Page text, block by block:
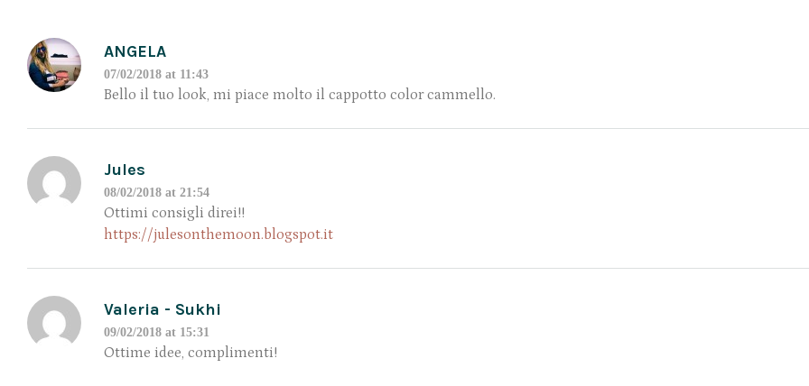
ANGELA
07/02/2018 at 11:43
Bello il tuo look, mi piace molto il cappotto color cammello.
Jules
08/02/2018 at 21:54
Ottimi consigli direi!!
https://julesonthemoon.blogspot.it
Valeria - Sukhi
09/02/2018 at 15:31
Ottime idee, complimenti!